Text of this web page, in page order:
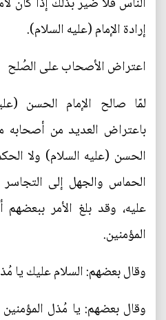
إرادة الإمام (عليه السلام).
اعتراض الأصحاب على الصُلح
لمّا صالح الإمام الحسن
باعتراض العديد من أصحابه
الحسن (عليه السلام) ولا
الحماس والجهل إلى التجاسر
عليه، وقد بلغ الأمر
المؤمنين.
وقال بعضهم: السلام عليك يا
وقال بعضهم: يا مُذل